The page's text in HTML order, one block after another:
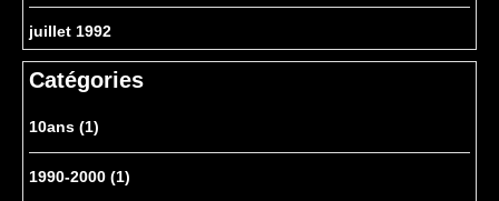
juillet 1992
Catégories
10ans (1)
1990-2000 (1)